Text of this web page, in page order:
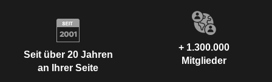
Seit über 20 Jahren
an Ihrer Seite
+ 1.300.000
Mitglieder